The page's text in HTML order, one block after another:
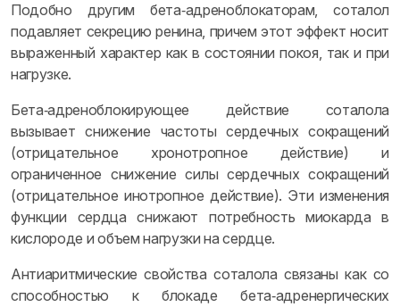
Подобно другим бета‑адреноблокаторам, соталол
подавляет секрецию ренина, причем этот эффект носит
выраженный характер как в состоянии покоя, так и при
нагрузке.
Бета‑адреноблокирующее действие соталола
вызывает снижение частоты сердечных сокращений
(отрицательное хронотропное действие) и
ограниченное снижение силы сердечных сокращений
(отрицательное инотропное действие). Эти изменения
функции сердца снижают потребность миокарда в
кислороде и объем нагрузки на сердце.
Антиаритмические свойства соталола связаны как со
способностью к блокаде бета‑адренергических